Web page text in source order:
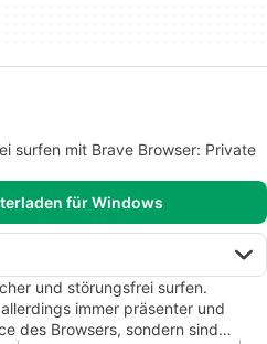
surfen mit Brave Browser: Private
für Windows
und störungsfrei surfen.
immer präsenter und
des Browsers, sondern sind…